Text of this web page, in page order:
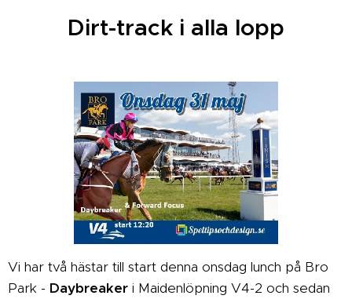
Dirt-track i alla lopp
Vi har två hästar till start denna onsdag lunch på Bro
Park - Daybreaker i Maidenlöpning V4-2 och sedan